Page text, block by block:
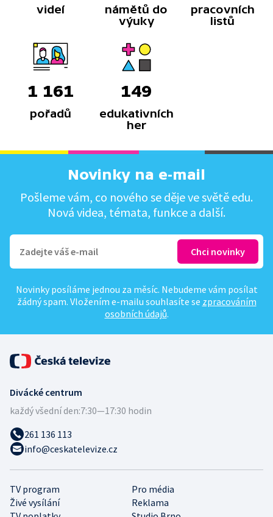
videí
námětů do
výuky
pracovních
listů
1 161
pořadů
149
edukativních
her
Novinky na e-mail
Pošleme vám, co nového se děje ve světě edu.
Nová videa, témata, funkce a další.
Novinky posíláme jednou za měsíc. Nebudeme vám posílat
žádný spam. Vložením e-mailu souhlasíte se zpracováním
osobních údajů.